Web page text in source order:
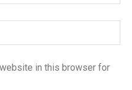
in this browser for